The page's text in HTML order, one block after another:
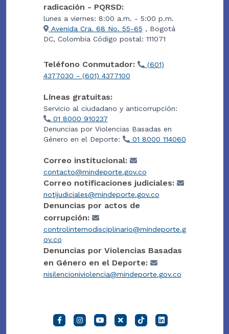
radicación - PQRSD:
lunes a viernes: 8:00 a.m. - 5:00 p.m.
Avenida Cra. 68 No. 55-65 , Bogotá
DC, Colombia Código postal: 111071
Teléfono Conmutador:
(601)
4377030 - (601) 4377100
Líneas gratuitas:
Servicio al ciudadano y anticorrupción:
01 8000 910237
Denuncias por Violencias Basadas en
Género en el Deporte:
01 8000 114060
Correo institucional:
contacto@mindeporte.gov.co
Correo notificaciones judiciales:
notijudiciales@mindeporte.gov.co
Denuncias por actos de
corrupción:
controlinternodisciplinario@mindeporte.g
ov.co
Denuncias por Violencias Basadas
en Género en el Deporte:
nisilencioniviolencia@mindeporte.gov.co